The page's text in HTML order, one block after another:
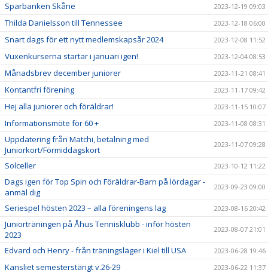
Sparbanken Skåne 2023-12-19 09:03
Thilda Danielsson till Tennessee 2023-12-18 06:00
Snart dags för ett nytt medlemskapsår 2024 2023-12-08 11:52
Vuxenkurserna startar i januari igen! 2023-12-04 08:53
Månadsbrev december juniorer 2023-11-21 08:41
Kontantfri förening 2023-11-17 09:42
Hej alla juniorer och föräldrar! 2023-11-15 10:07
Informationsmöte för 60 + 2023-11-08 08:31
Uppdatering från Matchi, betalning med
Juniorkort/Förmiddagskort
2023-11-07 09:28
Solceller 2023-10-12 11:22
Dags igen för Top Spin och Föräldrar-Barn på lördagar -
anmäl dig
2023-09-23 09:00
Seriespel hösten 2023 – alla föreningens lag 2023-08-16 20:42
Juniorträningen på Åhus Tennisklubb - inför hösten
2023
2023-08-07 21:01
Edvard och Henry - från träningsläger i Kiel till USA 2023-06-28 19:46
Kansliet semesterstängt v.26-29 2023-06-22 11:37